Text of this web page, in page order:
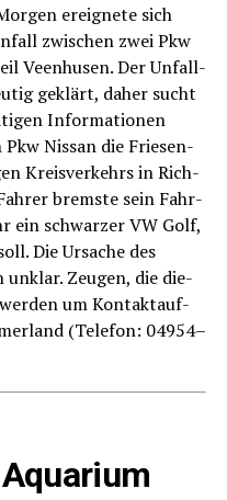
ereig­ne­te sich
zwi­schen zwei Pkw
Veen­husen. Der Unfall­
geklärt, daher sucht
Infor­ma­tio­nen
Nis­san die Frie­sen­
Kreis­ver­kehrs in Rich­
brems­te sein Fahr­
ein schwar­zer VW Golf,
Die Ursa­che des
unklar. Zeu­gen, die die­
um Kon­takt­auf­
(Tele­fon: 04954–